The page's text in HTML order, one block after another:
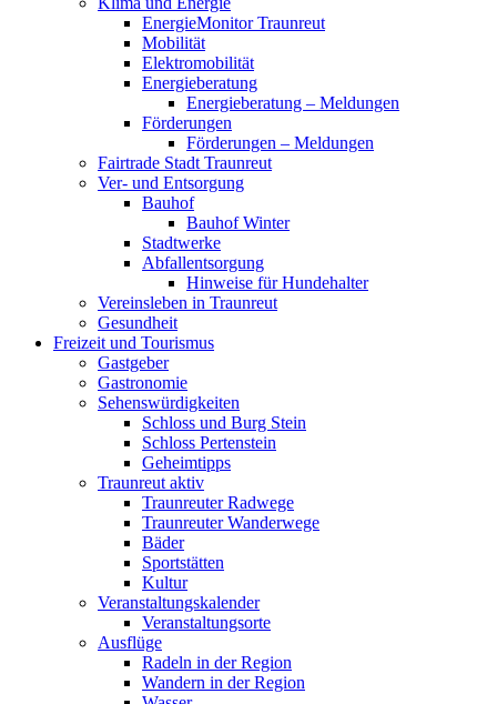
EnergieMonitor Traunreut
Mobilität
Elektromobilität
Energieberatung
Energieberatung – Meldungen
Förderungen
Förderungen – Meldungen
Fairtrade Stadt Traunreut
Ver- und Entsorgung
Bauhof
Bauhof Winter
Stadtwerke
Abfallentsorgung
Hinweise für Hundehalter
Vereinsleben in Traunreut
Gesundheit
Freizeit und Tourismus
Gastgeber
Gastronomie
Sehenswürdigkeiten
Schloss und Burg Stein
Schloss Pertenstein
Geheimtipps
Traunreut aktiv
Traunreuter Radwege
Traunreuter Wanderwege
Bäder
Sportstätten
Kultur
Veranstaltungskalender
Veranstaltungsorte
Ausflüge
Radeln in der Region
Wandern in der Region